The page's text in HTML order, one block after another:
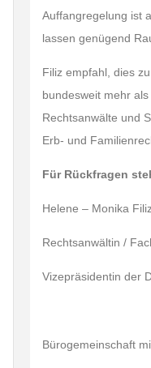
Auffangregelung ist
lassen genügend
Filiz empfahl, dies
bundesweit mehr
Rechtsanwälte und
Erb- und
Für Rückfragen
Helene – Monika Filiz
Rechtsanwältin /
Vizepräsidentin der
Bürogemeinschaft